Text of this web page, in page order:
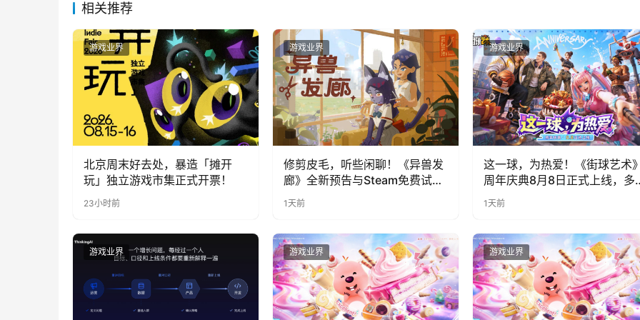
相关推荐
游戏业界
北京周末好去处，暴造「摊开
玩」独立游戏市集正式开票！
23小时前
游戏业界
修剪皮毛，听些闲聊！《异兽发
廊》全新预告与Steam免费试玩
公开
1天前
游戏业界
这一球，为热爱！《街球艺术
周年庆典8月8日正式上线，多
福利与全新内容同步开启
1天前
游戏业界 游戏业界 游戏业界